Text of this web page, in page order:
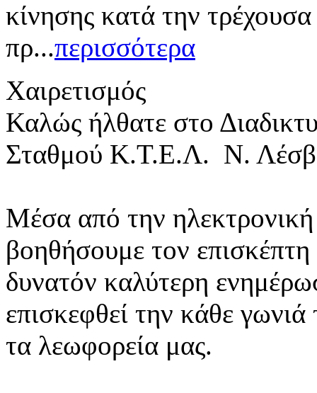
κίνησης κατά την
πρ...περισσότερα
Χαιρετισμός
Καλώς ήλθατε στο
Σταθμού Κ.Τ.Ε.Λ. Ν.
Μέσα από την ηλεκτρονική
βοηθήσουμε τον
δυνατόν καλύτερη
επισκεφθεί την κάθε
τα λεωφορεία μας.